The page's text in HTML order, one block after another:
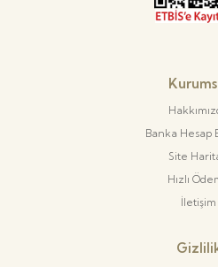
Banka Hesap
Site
Hızlı
İletişim